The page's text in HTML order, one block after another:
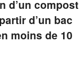
d’un compost
d’un bac
moins de 10